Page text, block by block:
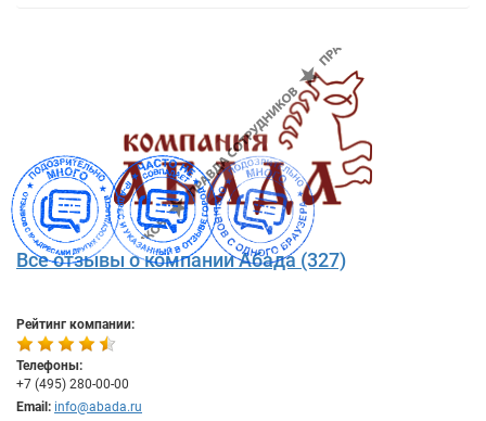
Все отзывы о компании Абада (327)
Рейтинг компании:
Телефоны:
+7 (495) 280-00-00
Email: info@abada.ru